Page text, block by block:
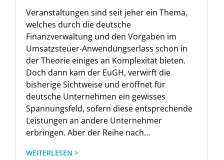
Veranstaltungen sind seit jeher ein Thema,
welches durch die deutsche
Finanzverwaltung und den Vorgaben im
Umsatzsteuer-Anwendungserlass schon in
der Theorie einiges an Komplexität bieten.
Doch dann kam der EuGH, verwirft die
bisherige Sichtweise und eröffnet für
deutsche Unternehmen ein gewisses
Spannungsfeld, sofern diese entsprechende
Leistungen an andere Unternehmer
erbringen. Aber der Reihe nach…
WEITERLESEN >